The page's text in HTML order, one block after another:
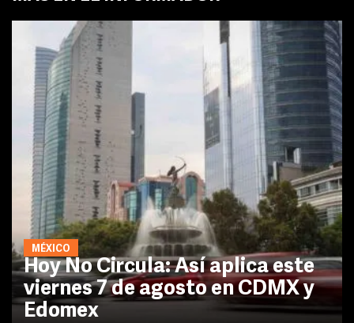
MÉXICO
Hoy No Circula: Así aplica este
viernes 7 de agosto en CDMX y
Edomex